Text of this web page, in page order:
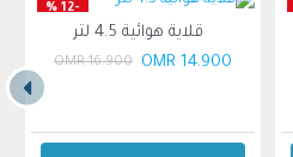
-12 %
قلاية هوائية 4.5 لتر
14.900 OMR
16.900 OMR